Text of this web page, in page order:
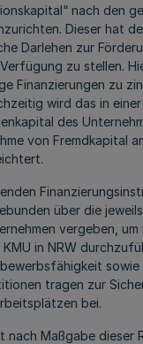
nach den
Dieser hat
Darlehen zur
zu stellen.
Finanzierungen zu
wird das in
des
von Fremdkapital
über die
vergeben,
in NRW
sowie
tragen zur
bei.
nach Maßgabe dieser